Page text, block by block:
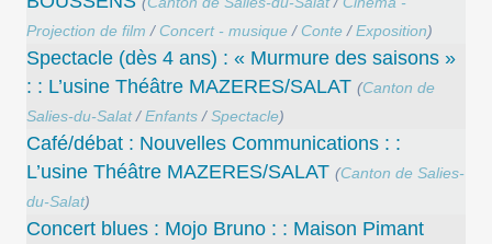
Projection de film / Concert - musique/ Conte/Exposition)
Spectacle (dès 4 ans) : « Murmure des saisons »
: : L’usine Théâtre MAZERES/SALAT (Canton de
Salies-du-Salat/Enfants/Spectacle)
Café/débat : Nouvelles Communications : :
L’usine Théâtre MAZERES/SALAT (Canton de Salies-
du-Salat)
Concert blues : Mojo Bruno : : Maison Pimant